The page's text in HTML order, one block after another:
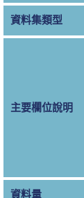
資料集類型
主要欄位說明
資料量